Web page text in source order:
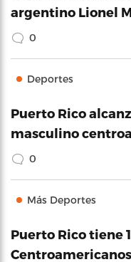
argentino Lionel
0
Deportes
Puerto Rico
masculino
0
Más Deportes
Puerto Rico tiene
Centroamericanos